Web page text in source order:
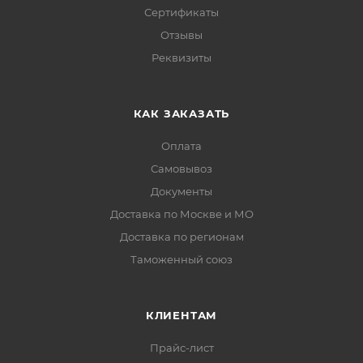
Сертификаты
Отзывы
Реквизиты
КАК ЗАКАЗАТЬ
Оплата
Самовывоз
Документы
Доставка по Москве и МО
Доставка по регионам
Таможенный союз
КЛИЕНТАМ
Прайс-лист